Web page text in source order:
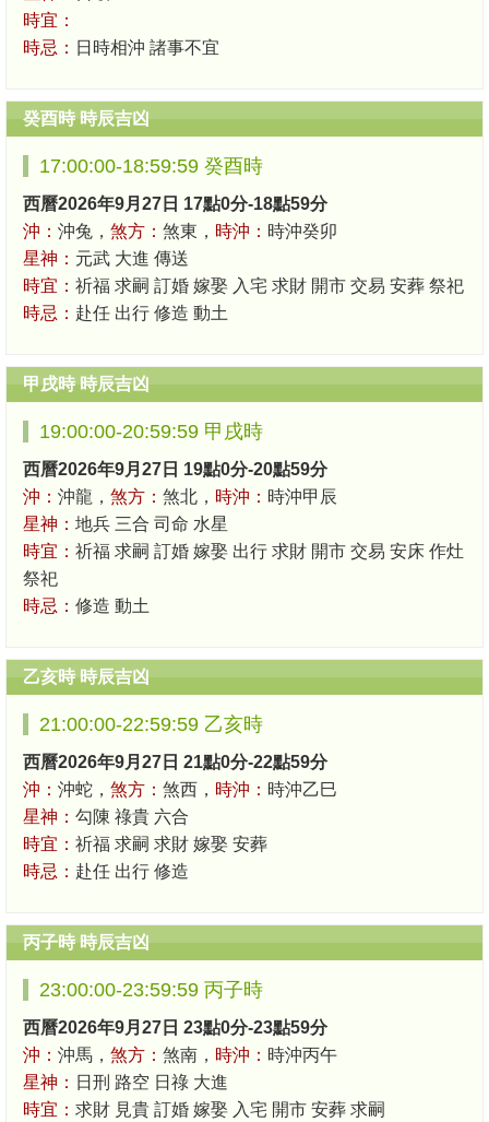
時宜：
時忌： 日時相沖 諸事不宜
癸酉時 時辰吉凶
17:00:00-18:59:59 癸酉時
西曆2026年9月27日 17點0分-18點59分
沖： 沖兔， 煞方： 煞東， 時沖： 時沖癸卯
星神： 元武 大進 傳送
時宜： 祈福 求嗣 訂婚 嫁娶 入宅 求財 開市 交易 安葬 祭祀
時忌： 赴任 出行 修造 動土
甲戌時 時辰吉凶
19:00:00-20:59:59 甲戌時
西曆2026年9月27日 19點0分-20點59分
沖： 沖龍， 煞方： 煞北， 時沖： 時沖甲辰
星神： 地兵 三合 司命 水星
時宜： 祈福 求嗣 訂婚 嫁娶 出行 求財 開市 交易 安床 作灶
祭祀
時忌： 修造 動土
乙亥時 時辰吉凶
21:00:00-22:59:59 乙亥時
西曆2026年9月27日 21點0分-22點59分
沖： 沖蛇， 煞方： 煞西， 時沖： 時沖乙巳
星神： 勾陳 祿貴 六合
時宜： 祈福 求嗣 求財 嫁娶 安葬
時忌： 赴任 出行 修造
丙子時 時辰吉凶
23:00:00-23:59:59 丙子時
西曆2026年9月27日 23點0分-23點59分
沖： 沖馬， 煞方： 煞南， 時沖： 時沖丙午
星神： 日刑 路空 日祿 大進
時宜： 求財 見貴 訂婚 嫁娶 入宅 開市 安葬 求嗣